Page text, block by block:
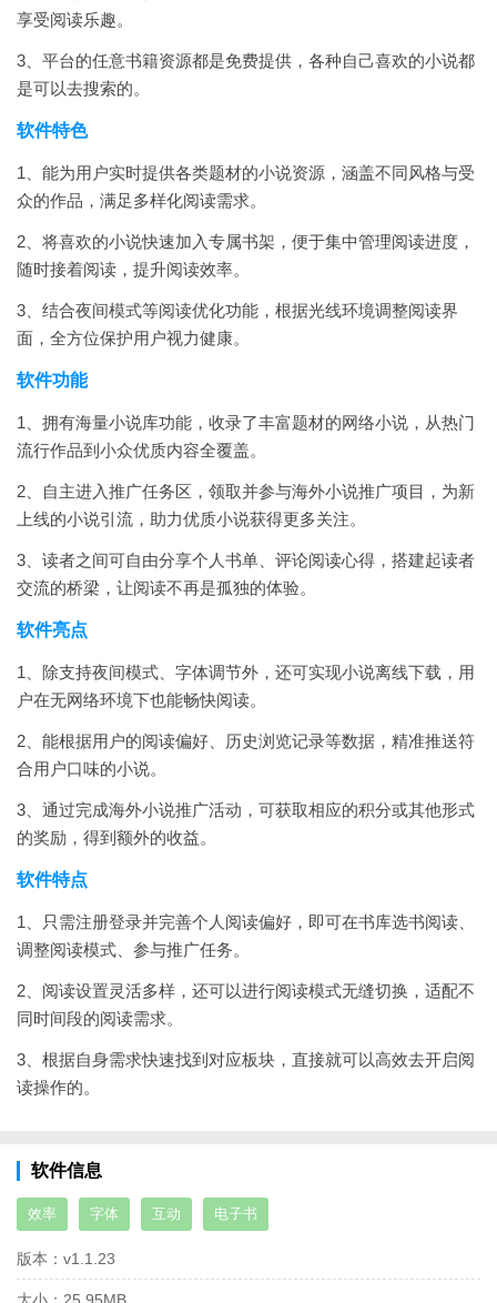
享受阅读乐趣。
3、平台的任意书籍资源都是免费提供，各种自己喜欢的小说都
是可以去搜索的。
软件特色
1、能为用户实时提供各类题材的小说资源，涵盖不同风格与受
众的作品，满足多样化阅读需求。
2、将喜欢的小说快速加入专属书架，便于集中管理阅读进度，
随时接着阅读，提升阅读效率。
3、结合夜间模式等阅读优化功能，根据光线环境调整阅读界
面，全方位保护用户视力健康。
软件功能
1、拥有海量小说库功能，收录了丰富题材的网络小说，从热门
流行作品到小众优质内容全覆盖。
2、自主进入推广任务区，领取并参与海外小说推广项目，为新
上线的小说引流，助力优质小说获得更多关注。
3、读者之间可自由分享个人书单、评论阅读心得，搭建起读者
交流的桥梁，让阅读不再是孤独的体验。
软件亮点
1、除支持夜间模式、字体调节外，还可实现小说离线下载，用
户在无网络环境下也能畅快阅读。
2、能根据用户的阅读偏好、历史浏览记录等数据，精准推送符
合用户口味的小说。
3、通过完成海外小说推广活动，可获取相应的积分或其他形式
的奖励，得到额外的收益。
软件特点
1、只需注册登录并完善个人阅读偏好，即可在书库选书阅读、
调整阅读模式、参与推广任务。
2、阅读设置灵活多样，还可以进行阅读模式无缝切换，适配不
同时间段的阅读需求。
3、根据自身需求快速找到对应板块，直接就可以高效去开启阅
读操作的。
软件信息
效率 字体 互动 电子书
版本： v1.1.23